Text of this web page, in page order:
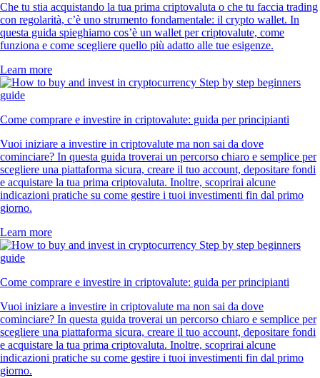
Che tu stia acquistando la tua prima criptovaluta o che tu faccia trading
con regolarità, c’è uno strumento fondamentale: il crypto wallet. In
questa guida spieghiamo cos’è un wallet per criptovalute, come
funziona e come scegliere quello più adatto alle tue esigenze.
Learn more
Come comprare e investire in criptovalute: guida per principianti
Vuoi iniziare a investire in criptovalute ma non sai da dove
cominciare? In questa guida troverai un percorso chiaro e semplice per
scegliere una piattaforma sicura, creare il tuo account, depositare fondi
e acquistare la tua prima criptovaluta. Inoltre, scoprirai alcune
indicazioni pratiche su come gestire i tuoi investimenti fin dal primo
giorno.
Learn more
Come comprare e investire in criptovalute: guida per principianti
Vuoi iniziare a investire in criptovalute ma non sai da dove
cominciare? In questa guida troverai un percorso chiaro e semplice per
scegliere una piattaforma sicura, creare il tuo account, depositare fondi
e acquistare la tua prima criptovaluta. Inoltre, scoprirai alcune
indicazioni pratiche su come gestire i tuoi investimenti fin dal primo
giorno.